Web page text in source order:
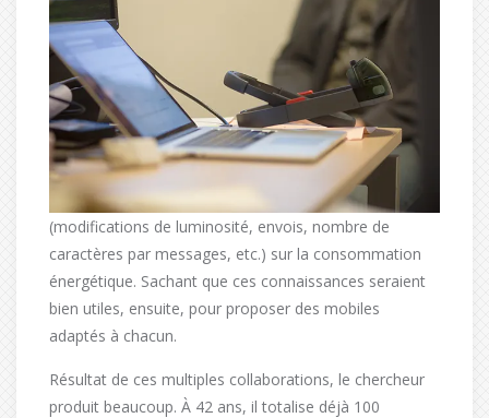
(modifications de luminosité, envois, nombre de
caractères par messages, etc.) sur la consommation
énergétique. Sachant que ces connaissances seraient
bien utiles, ensuite, pour proposer des mobiles
adaptés à chacun.
Résultat de ces multiples collaborations, le chercheur
produit beaucoup. À 42 ans, il totalise déjà 100